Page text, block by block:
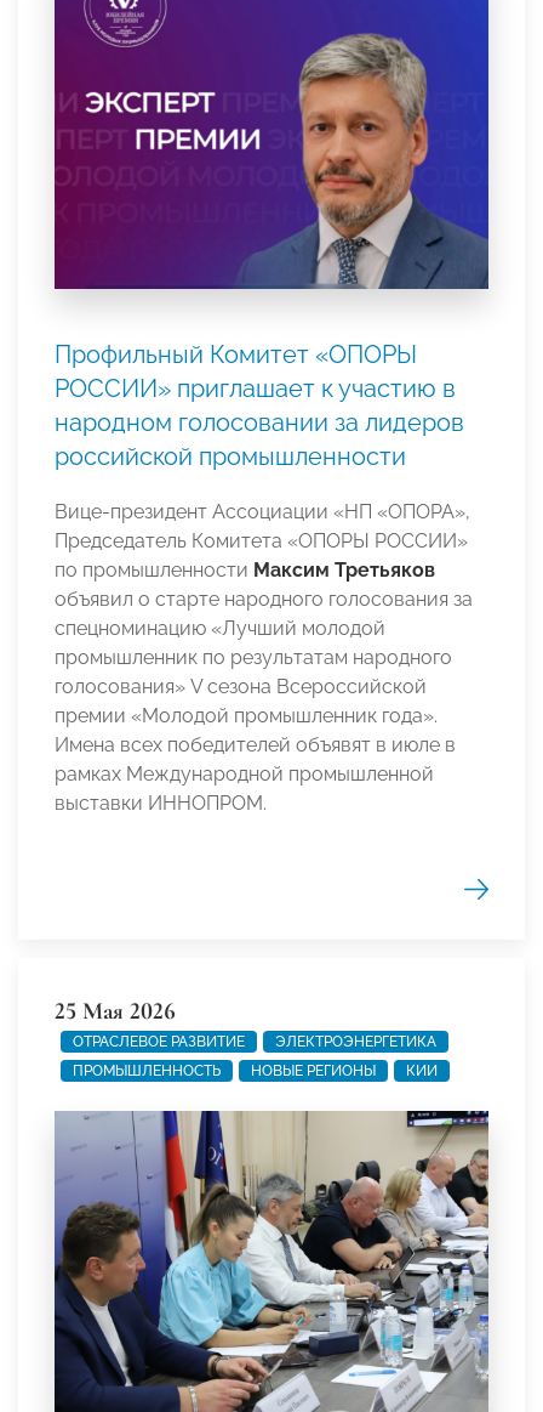
Профильный Комитет «ОПОРЫ
РОССИИ» приглашает к участию в
народном голосовании за лидеров
российской промышленности
Вице-президент Ассоциации «НП «ОПОРА»,
Председатель Комитета «ОПОРЫ РОССИИ»
по промышленности Максим Третьяков
объявил о старте народного голосования за
спецноминацию «Лучший молодой
промышленник по результатам народного
голосования» V сезона Всероссийской
премии «Молодой промышленник года».
Имена всех победителей объявят в июле в
рамках Международной промышленной
выставки ИННОПРОМ.
25 Мая 2026
ОТРАСЛЕВОЕ РАЗВИТИЕ
ЭЛЕКТРОЭНЕРГЕТИКА
ПРОМЫШЛЕННОСТЬ
НОВЫЕ РЕГИОНЫ КИИ